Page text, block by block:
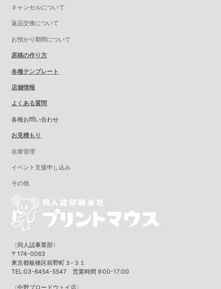
キャンセルについて
返品交換について
お預かり期間について
原稿の作り方
各種テンプレート
店舗情報
よくある質問
各種お問い合わせ
お見積もり
在庫管理
イベント支援申し込み
その他
〈同人誌事業部〉
〒174-0063
東京都板橋区前野町３-３１
TEL:03-6454-5547 営業時間 9:00-17:00
〈中野ブロードウェイ店〉